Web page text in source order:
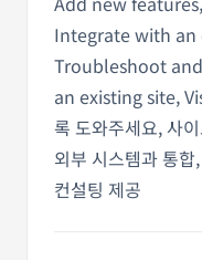
Integrate with an
Troubleshoot
an existing site,
록 도와주세요, 사
외부 시스템과 통
컨설팅 제공